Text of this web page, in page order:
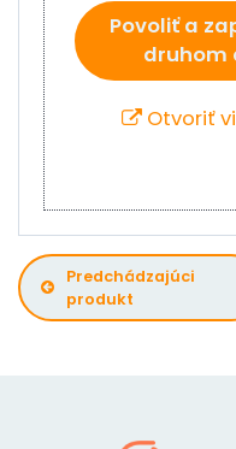
Povoliť a
druhom
Otvoriť
Predchádzajúci
produkt